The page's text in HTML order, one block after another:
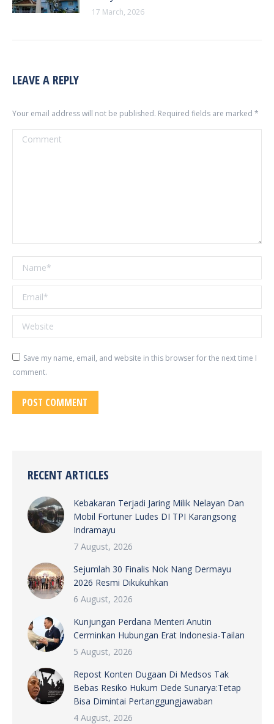
17 March, 2026
LEAVE A REPLY
Your email address will not be published. Required fields are marked *
Comment
Name *
Email *
Website
Save my name, email, and website in this browser for the next time I
comment.
POST COMMENT
RECENT ARTICLES
Kebakaran Terjadi Jaring Milik Nelayan Dan
Mobil Fortuner Ludes DI TPI Karangsong
Indramayu
7 August, 2026
Sejumlah 30 Finalis Nok Nang Dermayu
2026 Resmi Dikukuhkan
6 August, 2026
Kunjungan Perdana Menteri Anutin
Cerminkan Hubungan Erat Indonesia-Tailan
5 August, 2026
Repost Konten Dugaan Di Medsos Tak
Bebas Resiko Hukum Dede Sunarya:Tetap
Bisa Dimintai Pertanggungjawaban
4 August, 2026